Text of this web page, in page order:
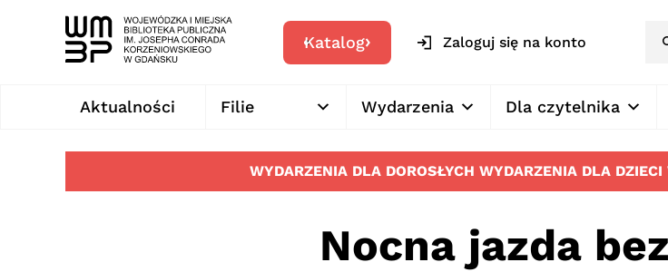
Katalog Zaloguj się na konto
Aktualności Filie Wydarzenia Dla czytelnika
WYDARZENIA DLA DOROSŁYCH WYDARZENIA DLA DZIECI
Nocna jazda